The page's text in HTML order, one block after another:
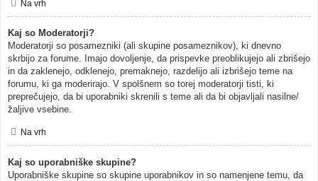
Na vrh
Kaj so Moderatorji?
Moderatorji so posamezniki (ali skupine posameznikov), ki dnevno
skrbijo za forume. Imajo dovoljenje, da prispevke preoblikujejo ali zbrišejo
in da zaklenejo, odklenejo, premaknejo, razdelijo ali izbrišejo teme na
forumu, ki ga moderirajo. V spolšnem so torej moderatorji tisti, ki
preprečujejo, da bi uporabniki skrenili s teme ali da bi objavljali nasilne/
žaljive vsebine.
Na vrh
Kaj so uporabniške skupine?
Uporabniške skupine so skupine uporabnikov in so namenjene temu, da